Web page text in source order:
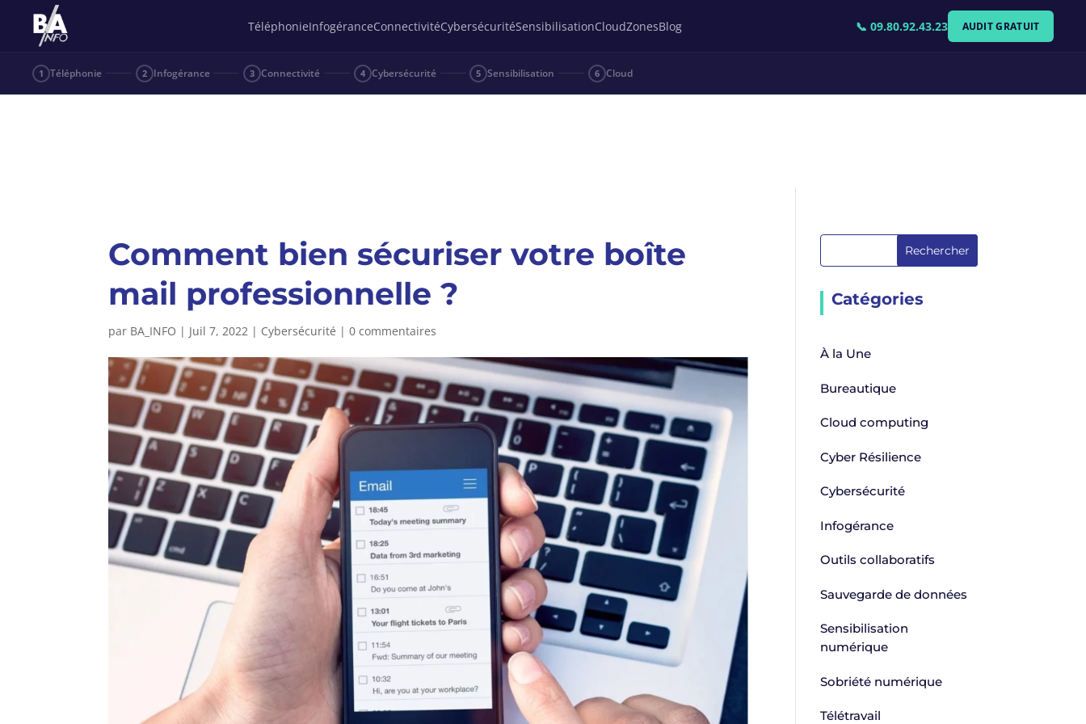
TéléphonieInfogéranceConnectivitéCybersécuritéSensibilisationCloudZonesBlog 📞 09.80.92.43.23 AUDIT GRATUIT
1 Téléphonie 2 Infogérance 3 Connectivité 4 Cybersécurité 5 Sensibilisation 6 Cloud
Comment bien sécuriser votre boîte
mail professionnelle ?
par BA_INFO | Juil 7, 2022 | Cybersécurité |0 commentaires
Rechercher
Catégories
À la Une
Bureautique
Cloud computing
Cyber Résilience
Cybersécurité
Infogérance
Outils collaboratifs
Sauvegarde de données
Sensibilisation
numérique
Sobriété numérique
Télétravail